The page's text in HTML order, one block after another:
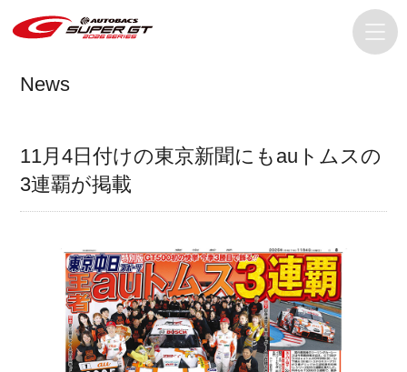
News
11月4日付けの東京新聞にもauトムスの
3連覇が掲載